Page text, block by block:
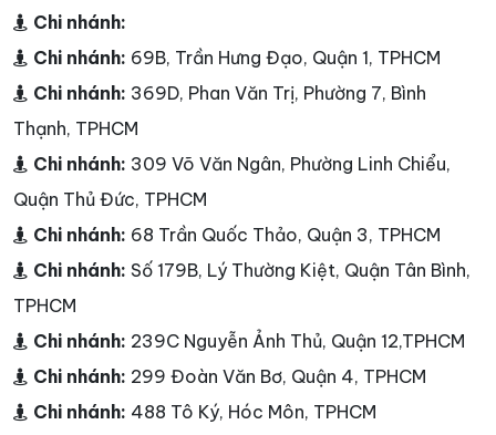
Chi nhánh:
Chi nhánh: 69B, Trần Hưng Đạo, Quận 1, TPHCM
Chi nhánh: 369D, Phan Văn Trị, Phường 7, Bình
Thạnh, TPHCM
Chi nhánh: 309 Võ Văn Ngân, Phường Linh Chiểu,
Quận Thủ Đức, TPHCM
Chi nhánh: 68 Trần Quốc Thảo, Quận 3, TPHCM
Chi nhánh: Số 179B, Lý Thường Kiệt, Quận Tân Bình,
TPHCM
Chi nhánh: 239C Nguyễn Ảnh Thủ, Quận 12,TPHCM
Chi nhánh: 299 Đoàn Văn Bơ, Quận 4, TPHCM
Chi nhánh: 488 Tô Ký, Hóc Môn, TPHCM